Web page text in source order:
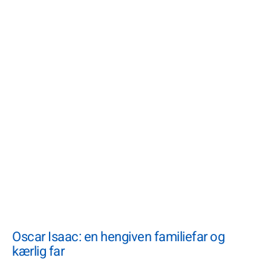
Oscar Isaac: en hengiven familiefar og
kærlig far